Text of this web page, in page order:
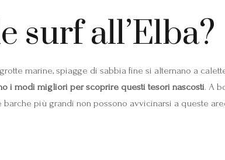
surf all’Elba?
marine, spiagge di sabbia fine si alternano a
i modi migliori per scoprire questi tesori nascosti. A
più grandi non possono avvicinarsi a queste